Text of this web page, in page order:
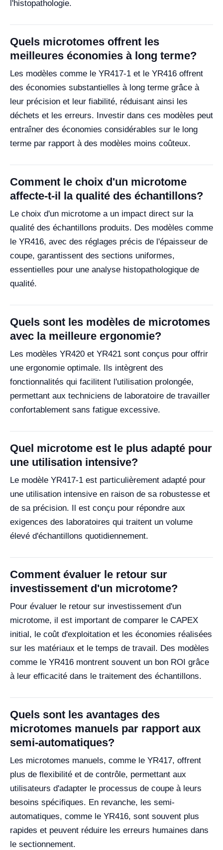
l'histopathologie.
Quels microtomes offrent les
meilleures économies à long terme?
Les modèles comme le YR417-1 et le YR416 offrent
des économies substantielles à long terme grâce à
leur précision et leur fiabilité, réduisant ainsi les
déchets et les erreurs. Investir dans ces modèles peut
entraîner des économies considérables sur le long
terme par rapport à des modèles moins coûteux.
Comment le choix d'un microtome
affecte-t-il la qualité des échantillons?
Le choix d'un microtome a un impact direct sur la
qualité des échantillons produits. Des modèles comme
le YR416, avec des réglages précis de l'épaisseur de
coupe, garantissent des sections uniformes,
essentielles pour une analyse histopathologique de
qualité.
Quels sont les modèles de microtomes
avec la meilleure ergonomie?
Les modèles YR420 et YR421 sont conçus pour offrir
une ergonomie optimale. Ils intègrent des
fonctionnalités qui facilitent l'utilisation prolongée,
permettant aux techniciens de laboratoire de travailler
confortablement sans fatigue excessive.
Quel microtome est le plus adapté pour
une utilisation intensive?
Le modèle YR417-1 est particulièrement adapté pour
une utilisation intensive en raison de sa robustesse et
de sa précision. Il est conçu pour répondre aux
exigences des laboratoires qui traitent un volume
élevé d'échantillons quotidiennement.
Comment évaluer le retour sur
investissement d'un microtome?
Pour évaluer le retour sur investissement d'un
microtome, il est important de comparer le CAPEX
initial, le coût d'exploitation et les économies réalisées
sur les matériaux et le temps de travail. Des modèles
comme le YR416 montrent souvent un bon ROI grâce
à leur efficacité dans le traitement des échantillons.
Quels sont les avantages des
microtomes manuels par rapport aux
semi-automatiques?
Les microtomes manuels, comme le YR417, offrent
plus de flexibilité et de contrôle, permettant aux
utilisateurs d'adapter le processus de coupe à leurs
besoins spécifiques. En revanche, les semi-
automatiques, comme le YR416, sont souvent plus
rapides et peuvent réduire les erreurs humaines dans
le sectionnement.